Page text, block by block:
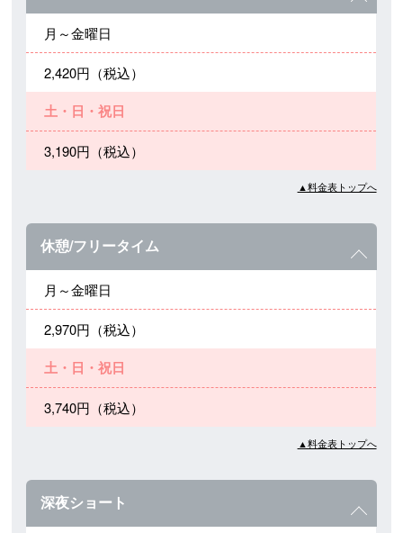
月～金曜日
2,420円（税込）
土・日・祝日
3,190円（税込）
▲料金表トップへ
休憩/フリータイム
月～金曜日
2,970円（税込）
土・日・祝日
3,740円（税込）
▲料金表トップへ
深夜ショート